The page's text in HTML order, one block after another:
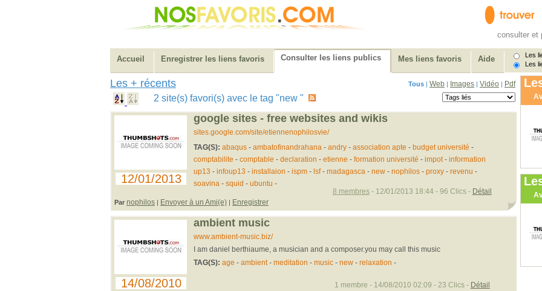
consulter et
Accueil Enregistrer les liens favoris Consulter les liens publics Mes liens favoris Aide
Les
Les
Les + récents Tous | Web | Images | Vidéo | Pdf
2 site(s) favori(s) avec le tag "new "
12/01/2013
google sites - free websites and wikis
sites.google.com/site/etiennenophilosvie/
TAG(S): abaqus- ambatofinandrahana - andry- association apte - budget université -
comptabilite - comptable - declaration - etienne - formation université - impot- information
up13 - infoup13 - installaion - ispm- lsf- madagasca - new - nophilos- proxy- revenu -
soavina - squid - ubuntu -
Par nophilos | Envoyer à un Ami(e) | Enregistrer
8 membres- 12/01/2013 18:44 - 96 Clics - Détail
14/08/2010
ambient music
www.ambient-music.biz/
I am daniel berthiaume, a musician and a composer.you may call this music
TAG(S): age - ambient- meditation - music- new - relaxation -
1 membre - 14/08/2010 02:09 - 23 Clics - Détail